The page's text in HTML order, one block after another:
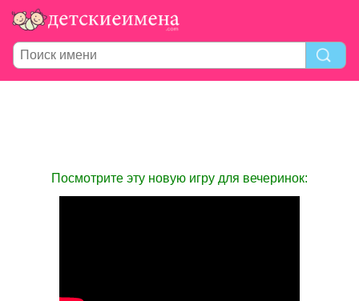
Посмотрите эту новую игру для вечеринок: